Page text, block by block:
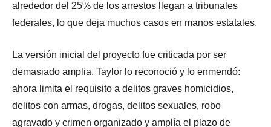
alrededor del 25% de los arrestos llegan a tribunales
federales, lo que deja muchos casos en manos estatales.
La versión inicial del proyecto fue criticada por ser
demasiado amplia. Taylor lo reconoció y lo enmendó:
ahora limita el requisito a delitos graves homicidios,
delitos con armas, drogas, delitos sexuales, robo
agravado y crimen organizado y amplía el plazo de